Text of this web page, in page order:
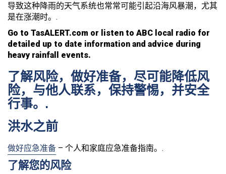
导致这种降雨的天气系统也常常可能引起沿海风暴潮，尤其
是在涨潮时。.
Go to TasALERT.com or listen to ABC local radio for
detailed up to date information and advice during
heavy rainfall events.
了解风险，做好准备，尽可能降低风
险，与他人联系，保持警惕，并安全
行事。.
洪水之前
做好应急准备 – 个人和家庭应急准备指南。.
了解您的风险